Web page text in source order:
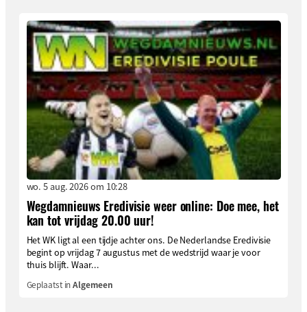
wo. 5 aug. 2026 om 10:28
Wegdamnieuws Eredivisie weer online: Doe mee, het
kan tot vrijdag 20.00 uur!
Het WK ligt al een tijdje achter ons. De Nederlandse Eredivisie
begint op vrijdag 7 augustus met de wedstrijd waar je voor
thuis blijft. Waar...
Geplaatst inAlgemeen